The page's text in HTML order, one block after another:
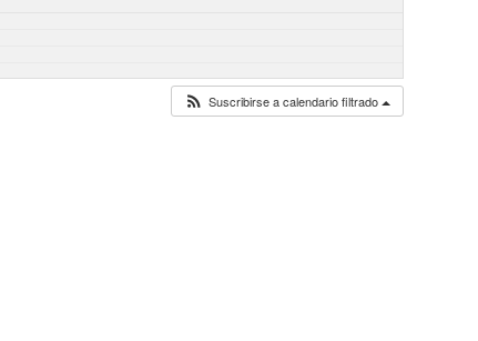
Suscribirse a calendario filtrado